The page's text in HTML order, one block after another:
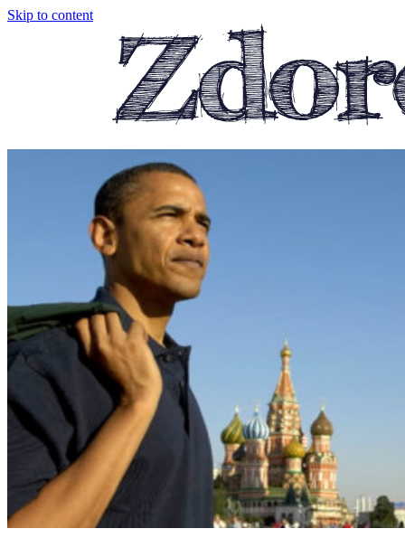
Skip to content